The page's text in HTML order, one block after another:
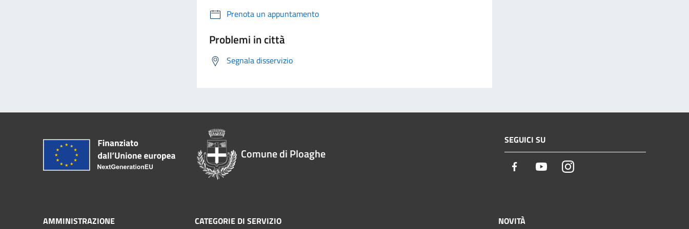
Prenota un appuntamento
Problemi in città
Segnala disservizio
Comune di Ploaghe
SEGUICI SU
Facebook YoutubeInstagram
AMMINISTRAZIONE CATEGORIE DI SERVIZIO NOVITÀ